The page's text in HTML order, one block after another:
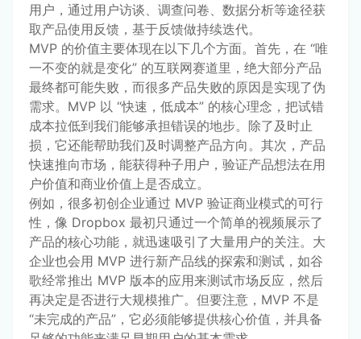
用户，通过用户访谈、调查问卷、数据分析等途径获
取产品使用反馈，基于反馈做持续迭代。
MVP 的价值主要体现在以下几个方面。首先，在 “唯
一不变的就是变化” 的互联网赛道里，绝大部分产品
最终都可能失败，而很多产品失败的原因是实现了伪
需求。MVP 以 “快速，低成本” 的核心理念，把试错
成本拉低到我们能够承担错误的地步。除了及时止
损，它还能帮助我们及时调整产品方向。其次，产品
快速推向市场，能获得种子用户，验证产品想法在用
户价值和商业价值上是否成立。
例如，很多初创企业通过 MVP 验证商业模式的可行
性，像 Dropbox 最初只通过一个简单的视频展示了
产品的核心功能，就迅速吸引了大量用户的关注。大
企业也会用 MVP 进行新产品线的探索和测试，如谷
歌经常推出 MVP 版本的应用来测试市场反应，然后
再决定是否进行大规模推广。但要注意，MVP 不是
“未完成的产品”，它必须能够提供核心价值，并具备